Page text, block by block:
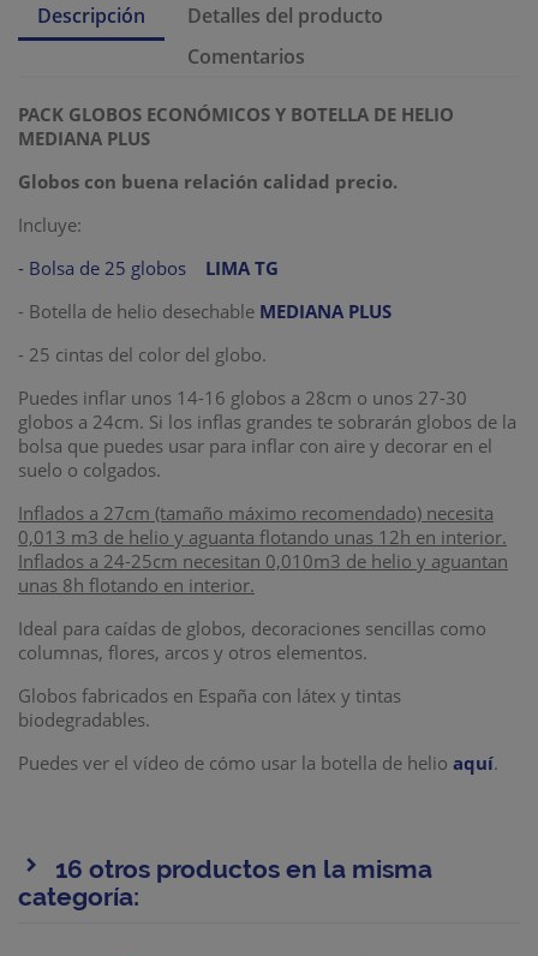
Descripción
Detalles del producto
Comentarios
PACK GLOBOS ECONÓMICOS Y BOTELLA DE HELIO
MEDIANA PLUS
Globos con buena relación calidad precio.
Incluye:
- Bolsa de 25 globos
LIMA TG
- Botella de helio desechable MEDIANA PLUS
- 25 cintas del color del globo.
Puedes inflar unos 14-16 globos a 28cm o unos 27-30
globos a 24cm. Si los inflas grandes te sobrarán globos de la
bolsa que puedes usar para inflar con aire y decorar en el
suelo o colgados.
Inflados a 27cm (tamaño máximo recomendado) necesita
0,013 m3 de helio y aguanta flotando unas 12h en interior.
Inflados a 24-25cm necesitan 0,010m3 de helio y aguantan
unas 8h flotando en interior.
Ideal para caídas de globos, decoraciones sencillas como
columnas, flores, arcos y otros elementos.
Globos fabricados en España con látex y tintas
biodegradables.
Puedes ver el vídeo de cómo usar la botella de helio aquí.
16 otros productos en la misma
categoría: